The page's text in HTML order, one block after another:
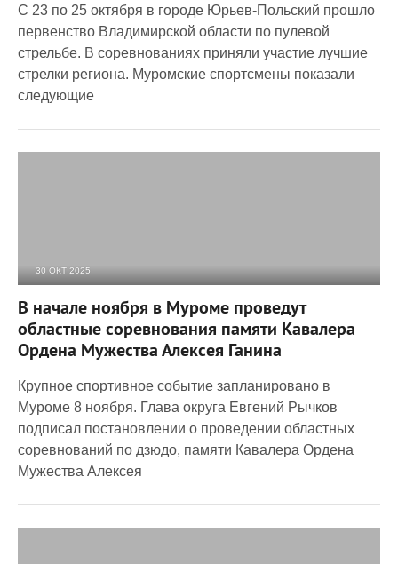
С 23 по 25 октября в городе Юрьев-Польский прошло
первенство Владимирской области по пулевой
стрельбе. В соревнованиях приняли участие лучшие
стрелки региона. Муромские спортсмены показали
следующие
30 ОКТ 2025
В начале ноября в Муроме проведут
областные соревнования памяти Кавалера
Ордена Мужества Алексея Ганина
Крупное спортивное событие запланировано в
Муроме 8 ноября. Глава округа Евгений Рычков
подписал постановлении о проведении областных
соревнований по дзюдо, памяти Кавалера Ордена
Мужества Алексея